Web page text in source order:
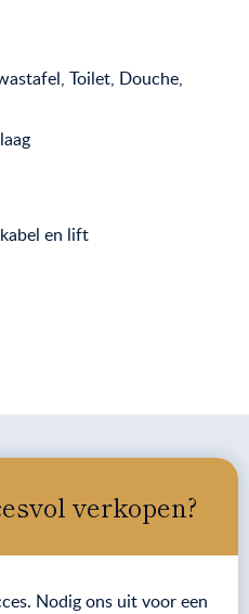
Toilet, Douche,
en lift
verkopen?
Nodig ons uit voor een